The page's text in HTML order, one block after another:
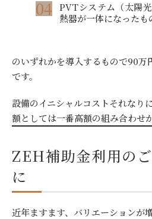
PVTシステム（太陽
熱器が一体になったも
のいずれかを導入するもので90万
です。
設備のイニシャルコストそれなり
額としては一番高額の組み合わせ
ZEH補助金利用の
に
近年ますます、バリエーションが